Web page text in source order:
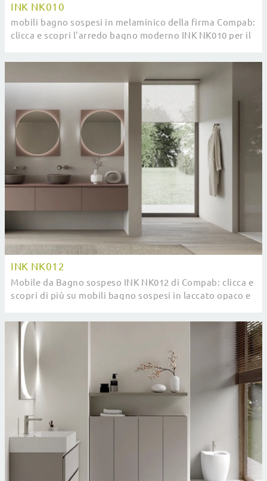
INK NK010
mobili bagno sospesi in melaminico della firma Compab:
clicca e scopri l'arredo bagno moderno INK NK010 per il
INK NK012
Mobile da Bagno sospeso INK NK012 di Compab: clicca e
scopri di più su mobili bagno sospesi in laccato opaco e